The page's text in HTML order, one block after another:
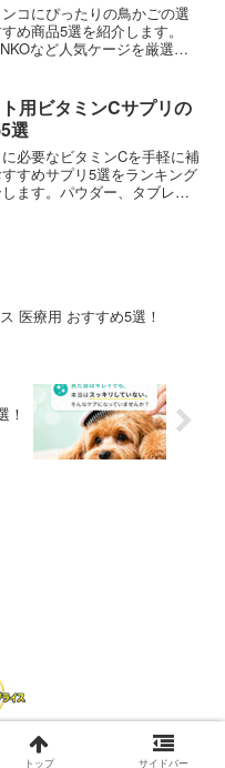
コにぴったりの鳥かごの選
め商品5選を紹介します。
など人気ケージを厳選し
用ビタミンCサプリの
選
必要なビタミンCを手軽に補
すめサプリ5選をランキング
ます。パウダー、タブレッ
医療用 おすすめ5選！
！
トプライス.
トップ サイドバー